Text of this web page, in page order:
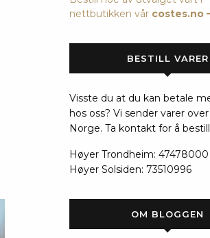
nettbutikken vår costes.no
BESTILL VARER
Visste du at du kan betale
hos oss? Vi sender varer
Norge. Ta kontakt for å
Høyer Trondheim: 47478000
Høyer Solsiden: 73510996
OM BLOGGEN